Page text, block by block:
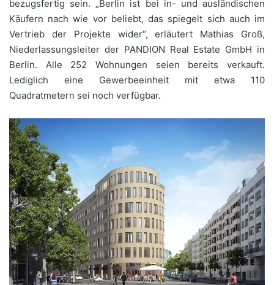
bezugsfertig sein. „Berlin ist bei in- und ausländischen
Käufern nach wie vor beliebt, das spiegelt sich auch im
Vertrieb der Projekte wider“, erläutert Mathias Groß,
Niederlassungsleiter der PANDION Real Estate GmbH in
Berlin. Alle 252 Wohnungen seien bereits verkauft.
Lediglich eine Gewerbeeinheit mit etwa 110
Quadratmetern sei noch verfügbar.